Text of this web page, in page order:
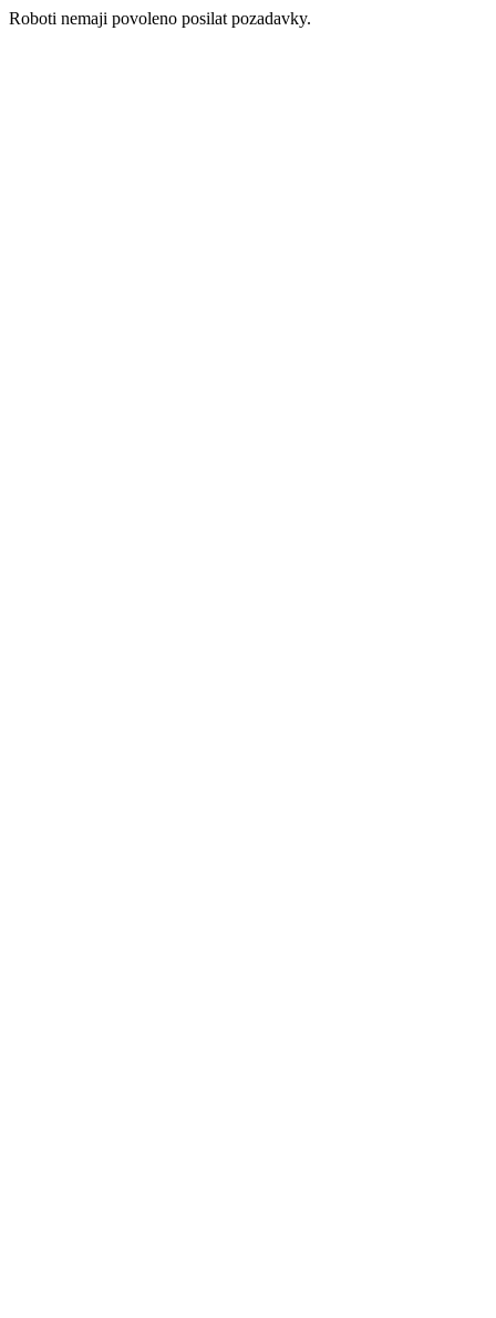
Roboti nemaji povoleno posilat pozadavky.